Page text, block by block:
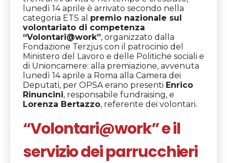
lunedì 14 aprile è arrivato secondo nella
categoria ETS al premio nazionale sul
volontariato di competenza
“Volontari@work”, organizzato dalla
Fondazione Terzjus con il patrocinio del
Ministero del Lavoro e delle Politiche sociali e
di Unioncamere: alla premiazione, avvenuta
lunedì 14 aprile a Roma alla Camera dei
Deputati, per OPSA erano presenti Enrico
Rinuncini, responsabile fundraising, e
Lorenza Bertazzo, referente dei volontari.
“Volontari@work” e il
servizio dei parrucchieri